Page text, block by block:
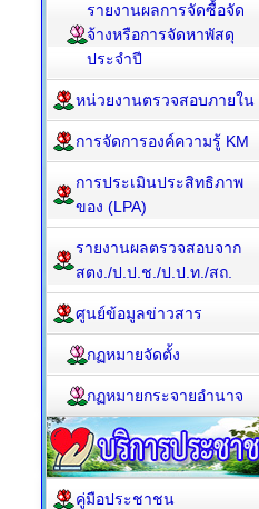
รายงานผลการจัดซื้อจัด
จ้างหรือการจัดหาพัสดุ
ประจำปี
หน่วยงานตรวจสอบภายใน
การจัดการองค์ความรู้ KM
การประเมินประสิทธิภาพ
ของ (LPA)
รายงานผลตรวจสอบจาก
สตง./ป.ป.ช./ป.ป.ท./สถ.
ศูนย์ข้อมูลข่าวสาร
กฏหมายจัดตั้ง
กฏหมายกระจายอำนาจ
คู่มือประชาชน